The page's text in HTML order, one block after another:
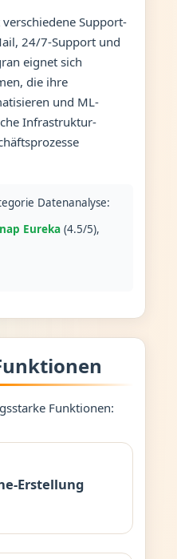
Support-
24/7-Support und
eignet sich
die ihre
und ML-
Infrastruktur-
Datenanalyse:
Eureka(4.5/5),
Funktionen:
Erstellung